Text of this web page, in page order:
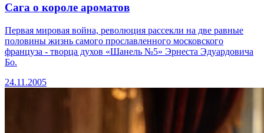
Сага о короле ароматов
Первая мировая война, революция рассекли на две равные
половины жизнь самого прославленного московского
француза - творца духов «Шанель №5» Эрнеста Эдуардовича
Бо.
24.11.2005